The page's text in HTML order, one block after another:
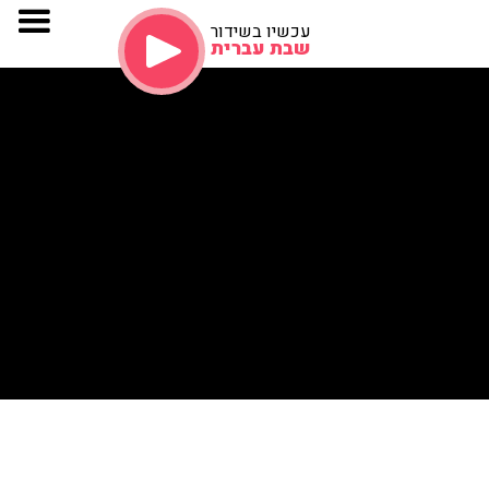
עכשיו בשידור
שבת עברית